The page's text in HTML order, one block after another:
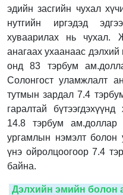
эдийн засгийн чухал
нутгийн иргэдэд
хуваарилах нь чухал.
анагаах ухаанаас
онд 83 тэрбум
Солонгост уламжлалт
тутмын зардал 7.4
гаралтай
14.8 тэрбум
ургамлын нэмэлт
үнэ ойролцоогоор 7.4
байна.
Дэлхийн эмийн болон